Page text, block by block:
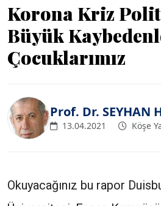
Korona Kriz
Büyük
Çocuklarımız
Prof. Dr. SEYHAN
13.04.2021 Köşe
Okuyacağınız bu rapor